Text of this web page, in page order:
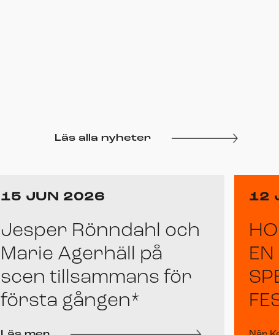
Läs alla nyheter
15 JUN 2026
Jesper Rönndahl och
Marie Agerhäll på
scen tillsammans för
första gången*
12